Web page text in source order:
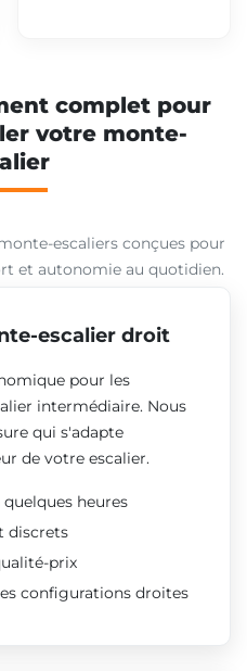
complet pour
votre monte-
escaliers conçues pour
et autonomie au quotidien.
escalier droit
pour les
intermédiaire. Nous
qui s'adapte
de votre escalier.
heures
discrets
prix
configurations droites